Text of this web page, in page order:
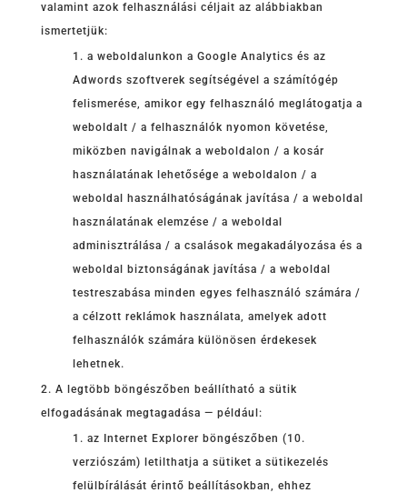
valamint azok felhasználási céljait az alábbiakban
ismertetjük:
a weboldalunkon a Google Analytics és az
Adwords szoftverek segítségével a számítógép
felismerése, amikor egy felhasználó meglátogatja a
weboldalt / a felhasználók nyomon követése,
miközben navigálnak a weboldalon / a kosár
használatának lehetősége a weboldalon / a
weboldal használhatóságának javítása / a weboldal
használatának elemzése / a weboldal
adminisztrálása / a csalások megakadályozása és a
weboldal biztonságának javítása / a weboldal
testreszabása minden egyes felhasználó számára /
a célzott reklámok használata, amelyek adott
felhasználók számára különösen érdekesek
lehetnek.
A legtöbb böngészőben beállítható a sütik
elfogadásának megtagadása — például:
az Internet Explorer böngészőben (10.
verziószám) letilthatja a sütiket a sütikezelés
felülbírálását érintő beállításokban, ehhez